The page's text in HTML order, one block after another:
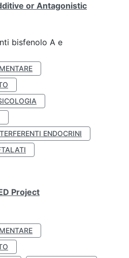
or Antagonistic
bisfenolo A e
ENDOCRINI
Project